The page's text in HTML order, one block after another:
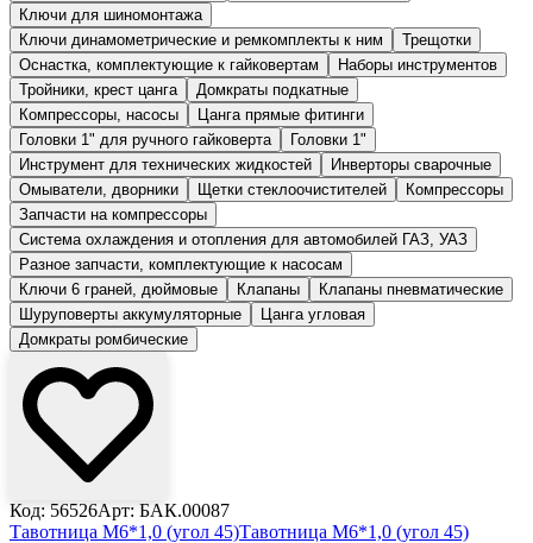
Ключи для шиномонтажа
Ключи динамометрические и ремкомплекты к ним
Трещотки
Оснастка, комплектующие к гайковертам
Наборы инструментов
Тройники, крест цанга
Домкраты подкатные
Компрессоры, насосы
Цанга прямые фитинги
Головки 1" для ручного гайковерта
Головки 1"
Инструмент для технических жидкостей
Инверторы сварочные
Омыватели, дворники
Щетки стеклоочистителей
Компрессоры
Запчасти на компрессоры
Система охлаждения и отопления для автомобилей ГАЗ, УАЗ
Разное запчасти, комплектующие к насосам
Ключи 6 граней, дюймовые
Клапаны
Клапаны пневматические
Шуруповерты аккумуляторные
Цанга угловая
Домкраты ромбические
Код: 56526Арт: БАК.00087
Тавотница М6*1,0 (угол 45)Тавотница М6*1,0 (угол 45)